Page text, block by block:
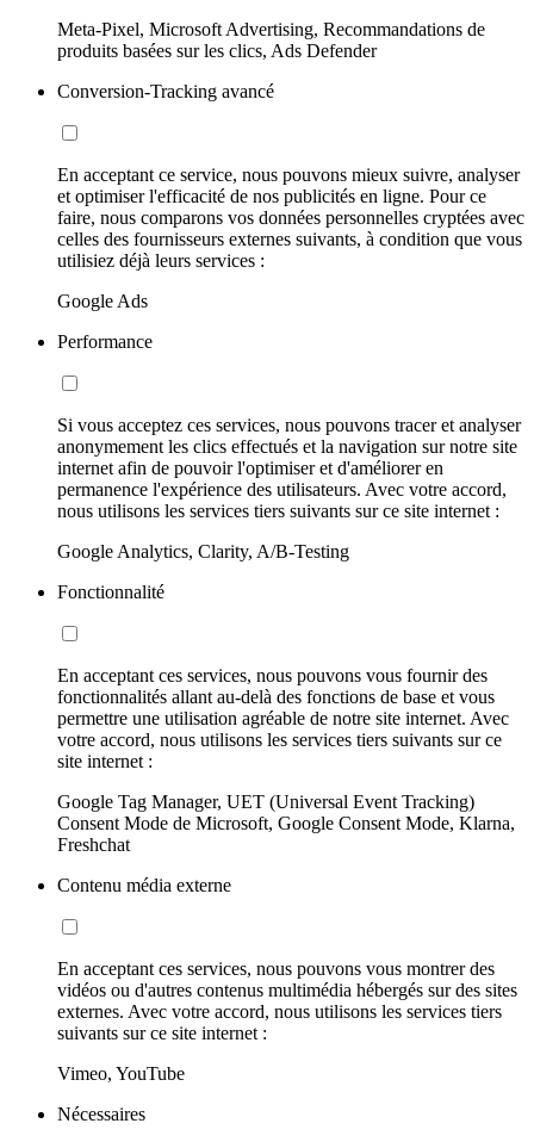
Meta-Pixel, Microsoft Advertising, Recommandations de
produits basées sur les clics, Ads Defender
Conversion-Tracking avancé
En acceptant ce service, nous pouvons mieux suivre, analyser
et optimiser l'efficacité de nos publicités en ligne. Pour ce
faire, nous comparons vos données personnelles cryptées avec
celles des fournisseurs externes suivants, à condition que vous
utilisiez déjà leurs services :
Google Ads
Performance
Si vous acceptez ces services, nous pouvons tracer et analyser
anonymement les clics effectués et la navigation sur notre site
internet afin de pouvoir l'optimiser et d'améliorer en
permanence l'expérience des utilisateurs. Avec votre accord,
nous utilisons les services tiers suivants sur ce site internet :
Google Analytics, Clarity, A/B-Testing
Fonctionnalité
En acceptant ces services, nous pouvons vous fournir des
fonctionnalités allant au-delà des fonctions de base et vous
permettre une utilisation agréable de notre site internet. Avec
votre accord, nous utilisons les services tiers suivants sur ce
site internet :
Google Tag Manager, UET (Universal Event Tracking)
Consent Mode de Microsoft, Google Consent Mode, Klarna,
Freshchat
Contenu média externe
En acceptant ces services, nous pouvons vous montrer des
vidéos ou d'autres contenus multimédia hébergés sur des sites
externes. Avec votre accord, nous utilisons les services tiers
suivants sur ce site internet :
Vimeo, YouTube
Nécessaires